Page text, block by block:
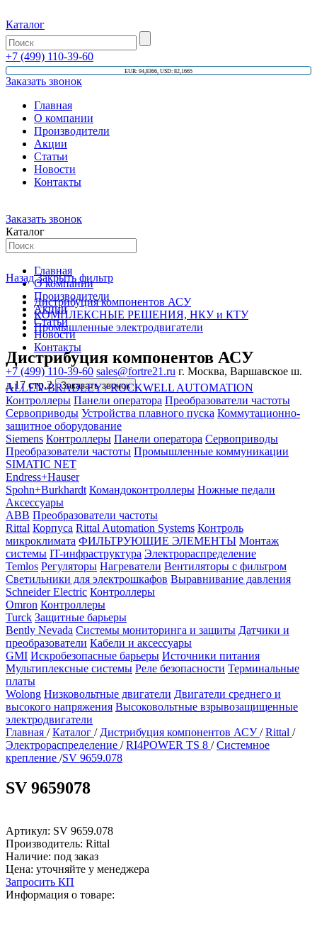
Каталог
+7 (499) 110-39-60
EUR: 94,8366, USD: 82,1665
Заказать звонок
Главная
О компании
Производители
Акции
Статьи
Новости
Контакты
Заказать звонок
Каталог
Главная
О компании
Производители
Акции
Статьи
Новости
Контакты
+7 (499) 110-39-60 sales@fortre21.ru г. Москва, Варшавское ш.
д.17 стр.2
Заказать звонок
Назад Закрыть фильтр
Дистрибуция компонентов АСУ
КОМПЛЕКСНЫЕ РЕШЕНИЯ, НКУ и КТУ
Промышленные электродвигатели
Дистрибуция компонентов АСУ
ALLEN-BRADLEY / ROCKWELL AUTOMATION
Контроллеры Панели оператора Преобразователи частоты
Сервоприводы Устройства плавного пуска Коммутационно-
защитное оборудование
Siemens Контроллеры Панели оператора Сервоприводы
Преобразователи частоты Промышленные коммуникации
SIMATIC NET
Endress+Hauser
Spohn+Burkhardt Командоконтроллеры Ножные педали
Аксессуары
ABB Преобразователи частоты
Rittal Корпуса Rittal Automation Systems Контроль
микроклимата ФИЛЬТРУЮЩИЕ ЭЛЕМЕНТЫ Монтаж
системы IT-инфраструктура Электрораспределение
Temlos Регуляторы Нагреватели Вентиляторы с фильтром
Светильники для электрошкафов Выравнивание давления
Schneider Electric Контроллеры
Omron Контроллеры
Turck Защитные барьеры
Bently Nevada Системы мониторинга и защиты Датчики и
преобразователи Кабели и аксессуары
GMI Искробезопасные барьеры Источники питания
Мультиплексные системы Реле безопасности Терминальные
платы
Wolong Низковольтные двигатели Двигатели среднего и
высокого напряжения Высоковольтные взрывозащищенные
электродвигатели
Главная / Каталог / Дистрибуция компонентов АСУ / Rittal /
Электрораспределение / RI4POWER TS 8 / Системное
крепление /SV 9659.078
SV 9659078
Артикул: SV 9659.078
Производитель: Rittal
Наличие: под заказ
Цена: уточняйте у менеджера
Запросить КП
Информация о товаре: